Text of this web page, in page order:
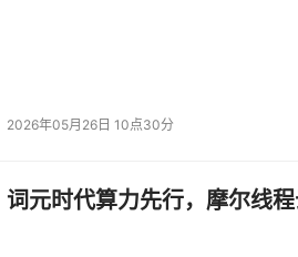
2026年05月26日 10点30分
词元时代算力先行，摩尔线